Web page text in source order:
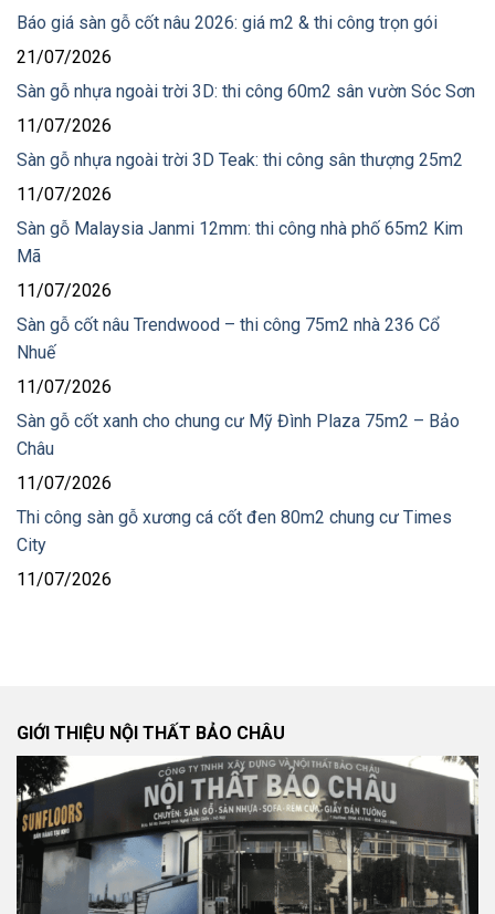
Báo giá sàn gỗ cốt nâu 2026: giá m2 & thi công trọn gói
21/07/2026
Sàn gỗ nhựa ngoài trời 3D: thi công 60m2 sân vườn Sóc Sơn
11/07/2026
Sàn gỗ nhựa ngoài trời 3D Teak: thi công sân thượng 25m2
11/07/2026
Sàn gỗ Malaysia Janmi 12mm: thi công nhà phố 65m2 Kim
Mã
11/07/2026
Sàn gỗ cốt nâu Trendwood – thi công 75m2 nhà 236 Cổ
Nhuế
11/07/2026
Sàn gỗ cốt xanh cho chung cư Mỹ Đình Plaza 75m2 – Bảo
Châu
11/07/2026
Thi công sàn gỗ xương cá cốt đen 80m2 chung cư Times
City
11/07/2026
GIỚI THIỆU NỘI THẤT BẢO CHÂU